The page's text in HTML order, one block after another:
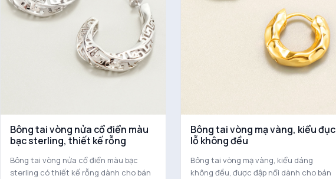
Bông tai vòng nửa cổ điển màu
bạc sterling, thiết kế rỗng
Bông tai vòng nửa cổ điển màu bạc
sterling có thiết kế rỗng dành cho bán
Bông tai vòng mạ vàng, kiểu đục
lỗ không đều
Bông tai vòng mạ vàng, kiểu dáng
không đều, được đập nổi dành cho bán